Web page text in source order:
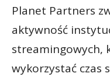
Planet Partners
aktywność
streamingowych,
wykorzystać czas